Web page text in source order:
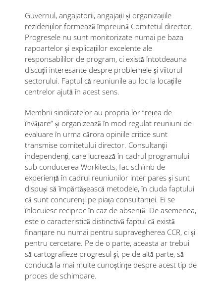
Guvernul, angajatorii, angajații și organizațiile
rezidenților formează împreună Comitetul director.
Progresele nu sunt monitorizate numai pe baza
rapoartelor și explicațiilor excelente ale
responsabililor de program, ci există întotdeauna
discuții interesante despre problemele și viitorul
sectorului. Faptul că reuniunile au loc la locațiile
centrelor ajută în acest sens.
Membrii sindicatelor au propria lor “rețea de
învățare” și organizează în mod regulat reuniuni de
evaluare în urma cărora opiniile critice sunt
transmise comitetului director. Consultanții
independenți, care lucrează în cadrul programului
sub conducerea Workitects, fac schimb de
experiență în cadrul reuniunilor inter pares și sunt
dispuși să împărtășească metodele, în ciuda faptului
că sunt concurenți pe piața consultanței. Ei se
înlocuiesc reciproc în caz de absență. De asemenea,
este o caracteristică distinctivă faptul că există
finanțare nu numai pentru supravegherea CCR, ci și
pentru cercetare. Pe de o parte, aceasta ar trebui
să cartografieze progresul și, pe de altă parte, să
conducă la mai multe cunoștințe despre acest tip de
proces de schimbare.